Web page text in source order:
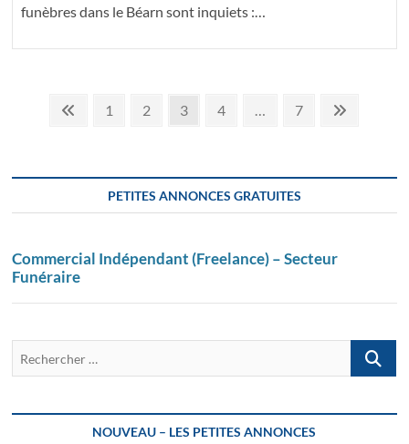
funèbres dans le Béarn sont inquiets :…
PaginationPage
1 Page
2 Page
3 Page
4 … Page
7
PETITES ANNONCES GRATUITES
Commercial Indépendant (Freelance) – Secteur
Funéraire
…
NOUVEAU – LES PETITES ANNONCES